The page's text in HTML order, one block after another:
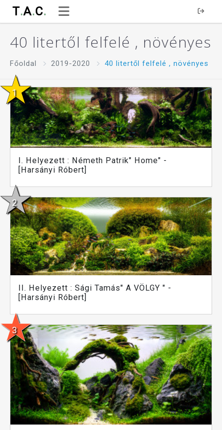
T.A.C.
40 litertől felfelé , növényes
Főoldal 2019-2020 40 litertől felfelé , növényes
I. Helyezett : Németh Patrik" Home" -
[Harsányi Róbert]
II. Helyezett : Sági Tamás" A VÖLGY " -
[Harsányi Róbert]